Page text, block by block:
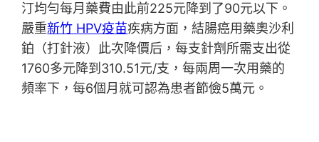
汀均勻每月藥費由此前225元降到了90元以下。
嚴重新竹 HPV疫苗疾病方面，結腸癌用藥奧沙利
鉑（打針液）此次降價后，每支針劑所需支出從
1760多元降到310.51元/支，每兩周一次用藥的
頻率下，每6個月就可認為患者節儉5萬元。